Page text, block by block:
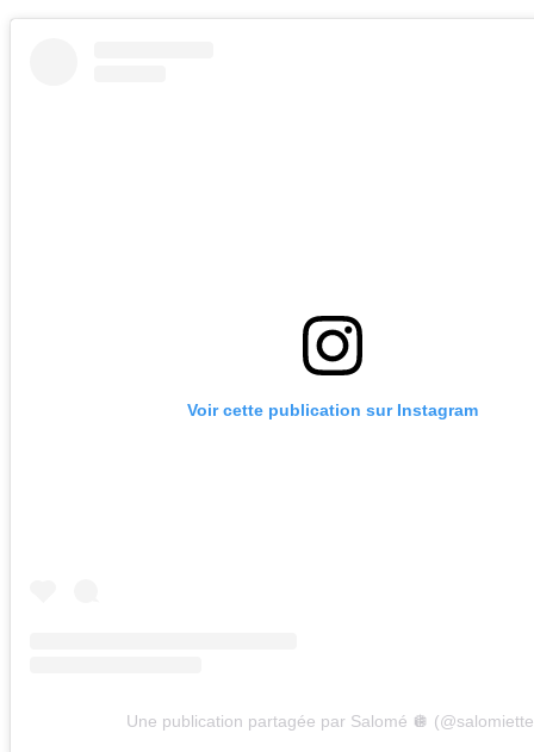
Voir cette publication sur Instagram
Une publication partagée par Salomé 🪩